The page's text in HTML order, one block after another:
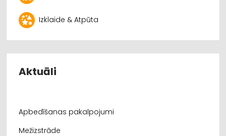
Izklaide & Atpūta
Aktuāli
Apbedīšanas pakalpojumi
Mežizstrāde